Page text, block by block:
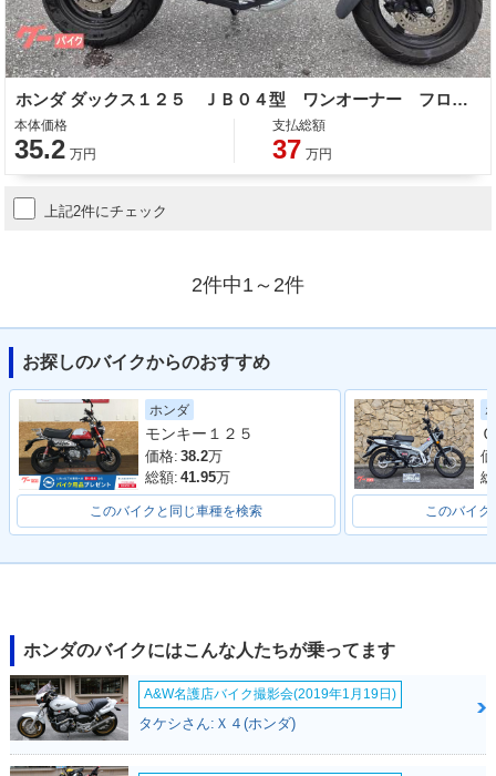
ホンダ ダックス１２５ ＪＢ０４型 ワンオーナー フロントカゴ ＡＢＳ ＬＥＤ 整備 保証 自賠責保険
本体価格
35.2 万円
支払総額
37 万円
上記2件にチェック
2件中1～2件
お探しのバイクからのおすすめ
ホンダ
モンキー１２５
価格: 38.2万
総額: 41.95万
このバイクと同じ車種を検索 このバイク
ホンダのバイクにはこんな人たちが乗ってます
A&W名護店バイク撮影会(2019年1月19日)
タケシさん:Ｘ４(ホンダ)